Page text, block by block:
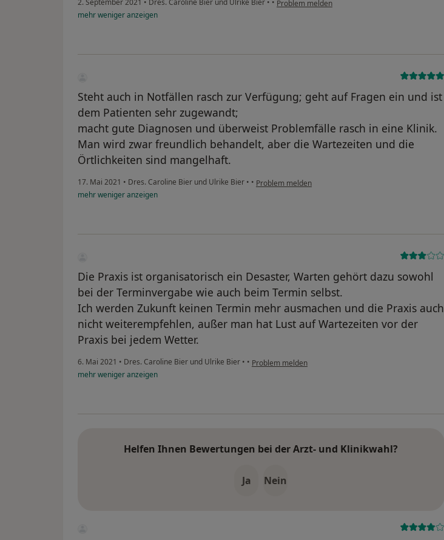
Problem melden
mehrwenigeranzeigen
Steht auch in Notfällen rasch zur Verfügung; geht auf Fragen ein und ist
dem Patienten sehr zugewandt;
macht gute Diagnosen und überweist Problemfälle rasch in eine Klinik.
Man wird zwar freundlich behandelt, aber die Wartezeiten und die
Örtlichkeiten sind mangelhaft.
17. Mai 2021 • Dres. Caroline Bier und Ulrike Bier • • Problem melden
mehrwenigeranzeigen
Die Praxis ist organisatorisch ein Desaster, Warten gehört dazu sowohl
bei der Terminvergabe wie auch beim Termin selbst.
Ich werden Zukunft keinen Termin mehr ausmachen und die Praxis auch
nicht weiterempfehlen, außer man hat Lust auf Wartezeiten vor der
Praxis bei jedem Wetter.
6. Mai 2021 • Dres. Caroline Bier und Ulrike Bier • • Problem melden
mehrwenigeranzeigen
Helfen Ihnen Bewertungen bei der Arzt- und Klinikwahl?
Ja Nein